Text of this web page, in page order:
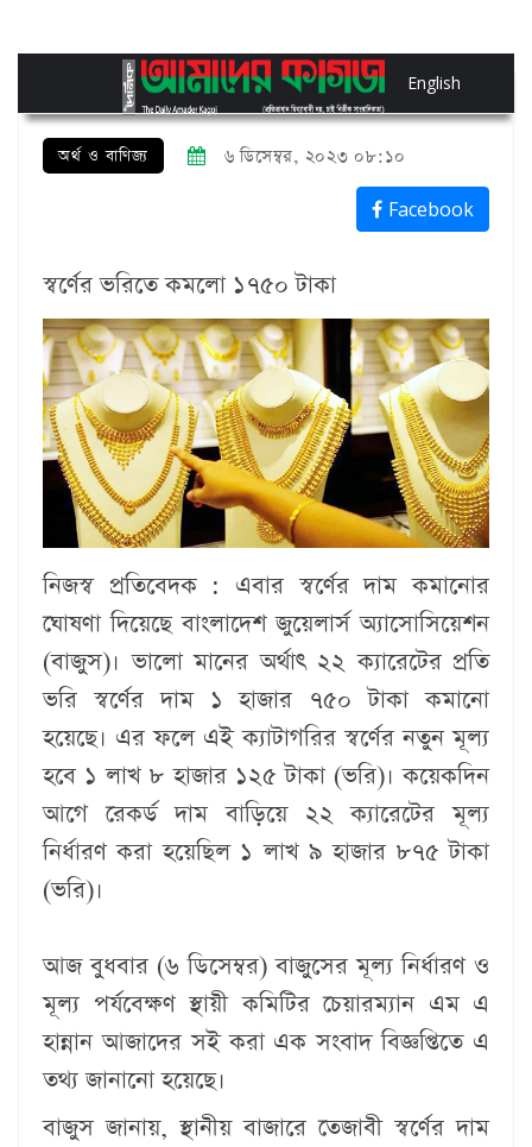
English
অর্থ ও বাণিজ্য ৬ ডিসেম্বর, ২০২৩ ০৮:১০
Facebook
স্বর্ণের ভরিতে কমলো ১৭৫০ টাকা
নিজস্ব প্রতিবেদক : এবার স্বর্ণের দাম কমা‌নোর
ঘোষণা দিয়েছে বাংলাদেশ জুয়েলার্স অ্যাসোসিয়েশন
(বাজুস)। ভালো মানের অর্থাৎ ২২ ক্যারেটের প্রতি
ভরি স্বর্ণের দাম ১ হাজার ৭৫০ টাকা কমা‌নো
হয়েছে। এর ফলে এই ক্যাটাগরির স্বর্ণের নতুন মূল্য
হবে ১ লাখ ৮ হাজার ১২৫ টাকা (ভরি)। কয়েকদিন
আগে রেকর্ড দাম বাড়িয়ে ২২ ক্যারেটের মূল্য
নির্ধারণ করা হয়েছিল ১ লাখ ৯ হাজার ৮৭৫ টাকা
(ভরি)।
আজ বুধবার (৬ ডি‌সেম্বর) বাজুসের মূল্য নির্ধারণ ও
মূল্য পর্যবেক্ষণ স্থায়ী কমিটির চেয়ারম্যান এম এ
হান্নান আজাদের সই করা এক সংবাদ বিজ্ঞপ্তিতে এ
তথ্য জানানো হয়েছে।
বাজুস জানায়, স্থানীয় বাজারে তেজাবী স্বর্ণের দাম